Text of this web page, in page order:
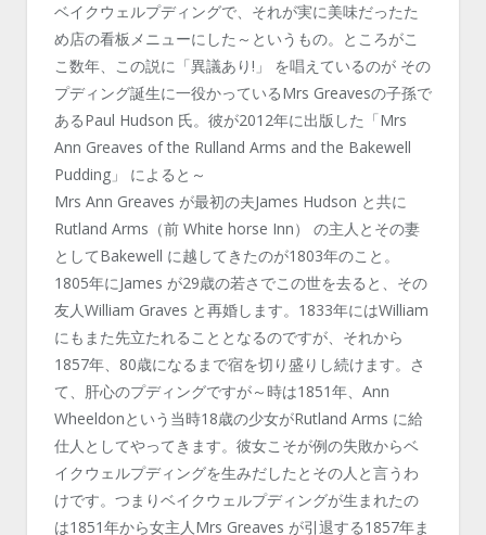
ベイクウェルプディングで、それが実に美味だったた
め店の看板メニューにした～というもの。ところがこ
こ数年、この説に「異議あり!」 を唱えているのが その
プディング誕生に一役かっているMrs Greavesの子孫で
あるPaul Hudson 氏。彼が2012年に出版した「Mrs
Ann Greaves of the Rulland Arms and the Bakewell
Pudding」 によると～
Mrs Ann Greaves が最初の夫James Hudson と共に
Rutland Arms（前 White horse Inn） の主人とその妻
としてBakewell に越してきたのが1803年のこと。
1805年にJames が29歳の若さでこの世を去ると、その
友人William Graves と再婚します。1833年にはWilliam
にもまた先立たれることとなるのですが、それから
1857年、80歳になるまで宿を切り盛りし続けます。さ
て、肝心のプディングですが～時は1851年、Ann
Wheeldonという当時18歳の少女がRutland Arms に給
仕人としてやってきます。彼女こそが例の失敗からベ
イクウェルプディングを生みだしたとその人と言うわ
けです。つまりベイクウェルプディングが生まれたの
は1851年から女主人Mrs Greaves が引退する1857年ま